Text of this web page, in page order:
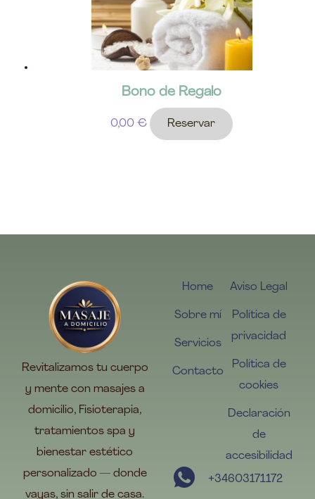
Bono de Regalo
0,00 € Reservar
Revitalizamos tu cuerpo
y mente con masajes a
domicilio, Fisioterapia,
tratamientos spa y
bienestar estético
personalizado — donde
vayas, sin salir de casa.
+34603171172
Home
Sobre mí
Servicios
Contacto
Aviso Legal
Política de
privacidad
Política de
cookies
Declaración
de
accesibilidad